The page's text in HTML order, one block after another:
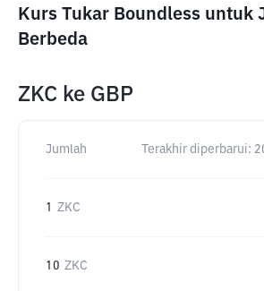
Kurs Tukar Boundless untuk
Berbeda
ZKC ke GBP
Jumlah Terakhir diperbarui:
1 ZKC
10 ZKC